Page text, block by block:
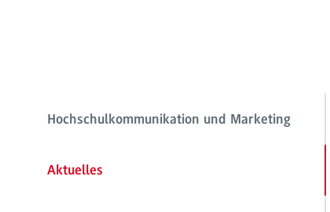
Hochschulkommunikation und Marketing
Aktuelles